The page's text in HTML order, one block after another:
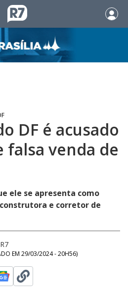
DF é acusado
falsa venda de
ele se apresenta como
e corretor de
EM 29/03/2024 - 20H56)